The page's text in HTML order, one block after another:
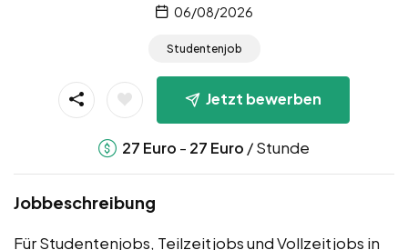
06/08/2026
Studentenjob
Jetzt bewerben
27 Euro - 27 Euro / Stunde
Jobbeschreibung
Für Studentenjobs, Teilzeitjobs und Vollzeitjobs in